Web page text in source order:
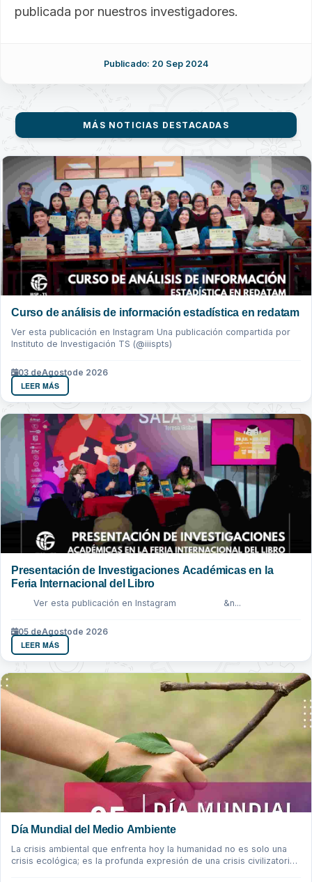
publicada por nuestros investigadores.
Publicado: 20 Sep 2024
MÁS NOTICIAS DESTACADAS
Curso de análisis de información estadística en redatam
Ver esta publicación en Instagram Una publicación compartida por
Instituto de Investigación TS (@iiispts)
03 deAgostode 2026
LEER MÁS
Presentación de Investigaciones Académicas en la
Feria Internacional del Libro
Ver esta publicación en Instagram &n...
05 deAgostode 2026
LEER MÁS
Día Mundial del Medio Ambiente
La crisis ambiental que enfrenta hoy la humanidad no es solo una
crisis ecológica; es la profunda expresión de una crisis civilizatoria